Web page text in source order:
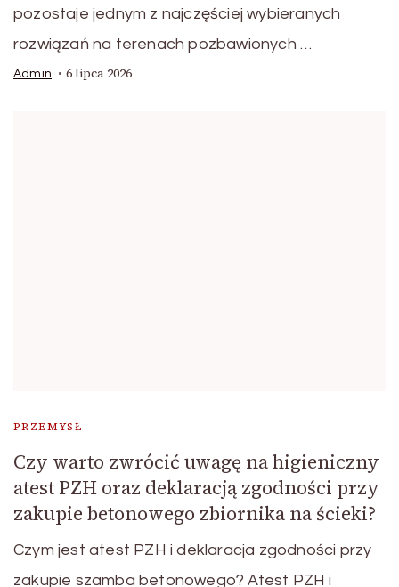
pozostaje jednym z najczęściej wybieranych
rozwiązań na terenach pozbawionych …
Admin 6 lipca 2026
PRZEMYSŁ
Czy warto zwrócić uwagę na higieniczny
atest PZH oraz deklaracją zgodności przy
zakupie betonowego zbiornika na ścieki?
Czym jest atest PZH i deklaracja zgodności przy
zakupie szamba betonowego? Atest PZH i